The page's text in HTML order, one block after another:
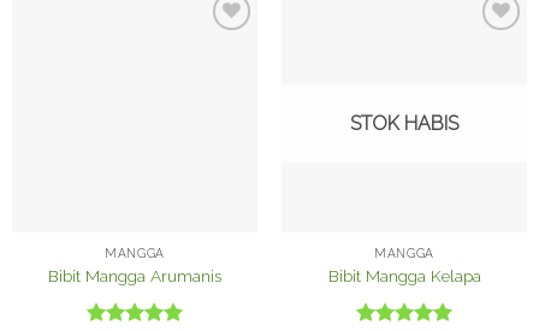
MANGGA
Bibit Mangga Arumanis
STOK HABIS
MANGGA
Bibit Mangga Kelapa